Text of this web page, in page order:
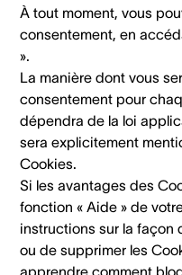
À tout moment, vous
consentement, en
».
La manière dont vous
consentement pour
dépendra de la loi
sera explicitement
Cookies.
Si les avantages des
fonction « Aide » de
instructions sur la façon
ou de supprimer les
apprendre comment